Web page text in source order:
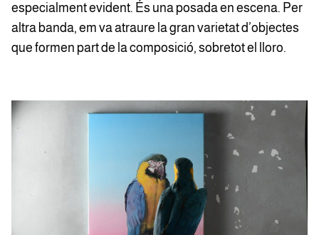
especialment evident. És una posada en escena. Per
altra banda, em va atraure la gran varietat d’objectes
que formen part de la composició, sobretot el lloro.